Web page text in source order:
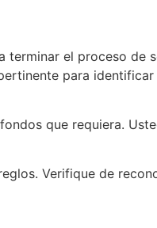
terminar el proceso de
para
que requiera.
Verifique de